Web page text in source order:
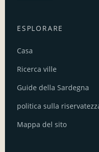
ESPLORARE
Casa
Ricerca ville
Guide della Sardegna
politica sulla
Mappa del sito